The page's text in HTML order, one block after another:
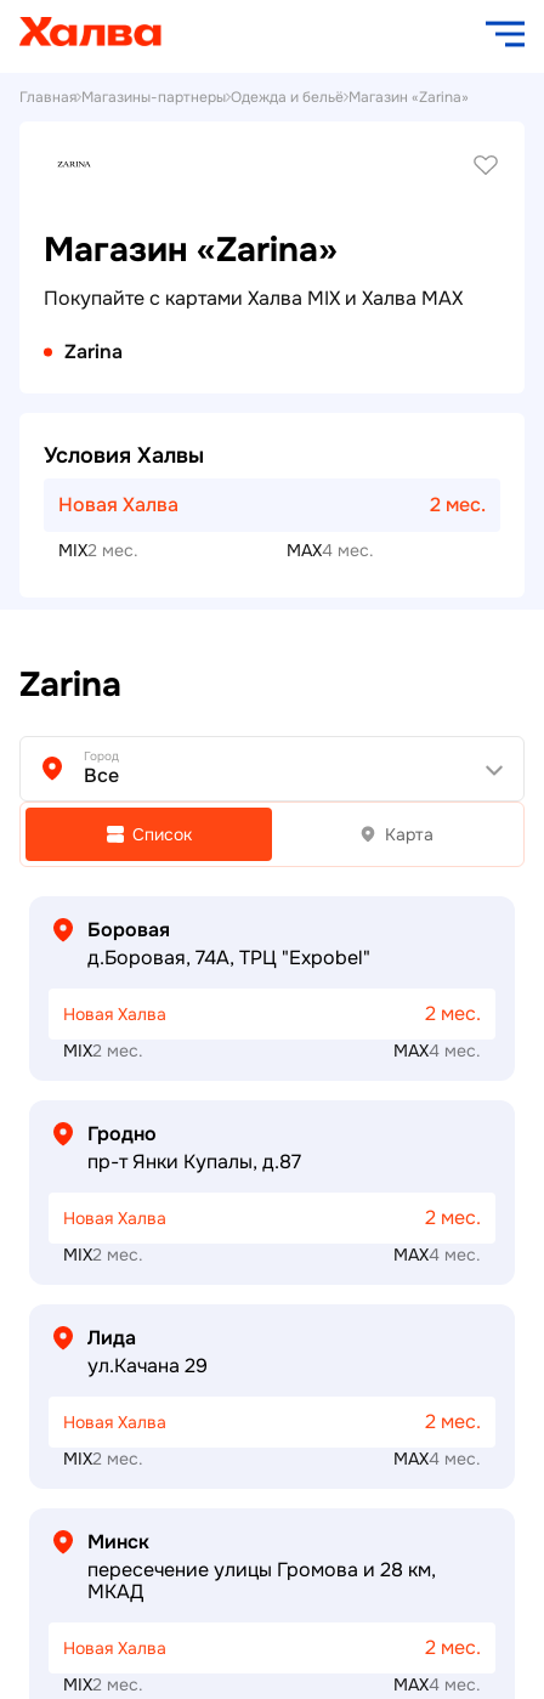
Главная Магазины-партнеры Одежда и бельё Магазин «Zarina»
Магазин «Zarina»
Покупайте с картами Халва MIX и Халва MAX
Zarina
Условия Халвы
Новая Халва 2 мес.
MIX2 мес. MAX4 мес.
Zarina
Город
Все
Список Карта
Боровая
д.Боровая, 74А, ТРЦ "Expobel"
MIX2 мес. MAX4 мес.
Новая Халва 2 мес.
Гродно
пр-т Янки Купалы, д.87
MIX2 мес. MAX4 мес.
Новая Халва 2 мес.
Лида
ул.Качана 29
MIX2 мес. MAX4 мес.
Новая Халва 2 мес.
Минск
пересечение улицы Громова и 28 км,
МКАД
MIX2 мес. MAX4 мес.
Новая Халва 2 мес.